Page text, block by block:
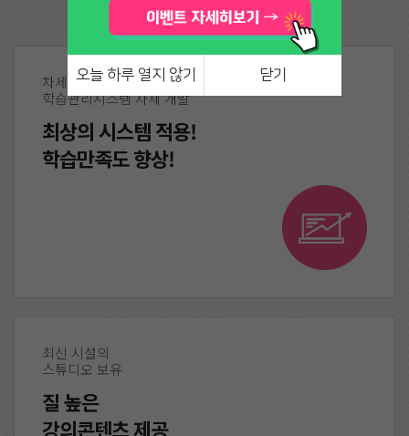
차세대
학습관리시스템 자체 개발
최상의 시스템 적용!
학습만족도 향상!
최신 시설의
스튜디오 보유
질 높은
강의콘텐츠 제공
오늘 하루 열지 않기 닫기